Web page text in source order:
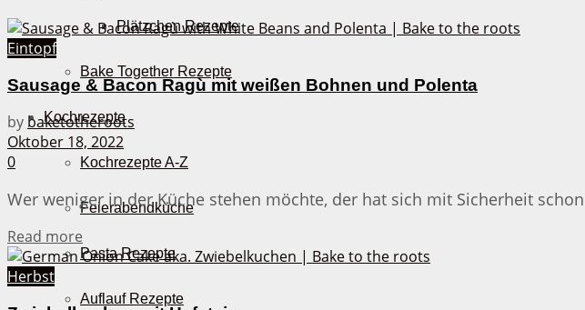
Plätzchen Rezepte
Bake Together Rezepte
Kochrezepte
Kochrezepte A-Z
Feierabendküche
Pasta Rezepte
Auflauf Rezepte
Eintopf
Sausage & Bacon Ragù mit weißen Bohnen und Polenta
by baketotheroots
Oktober 18, 2022
0
Wer weniger in der Küche stehen möchte, der hat sich mit Sicherheit
Read more
Herbst